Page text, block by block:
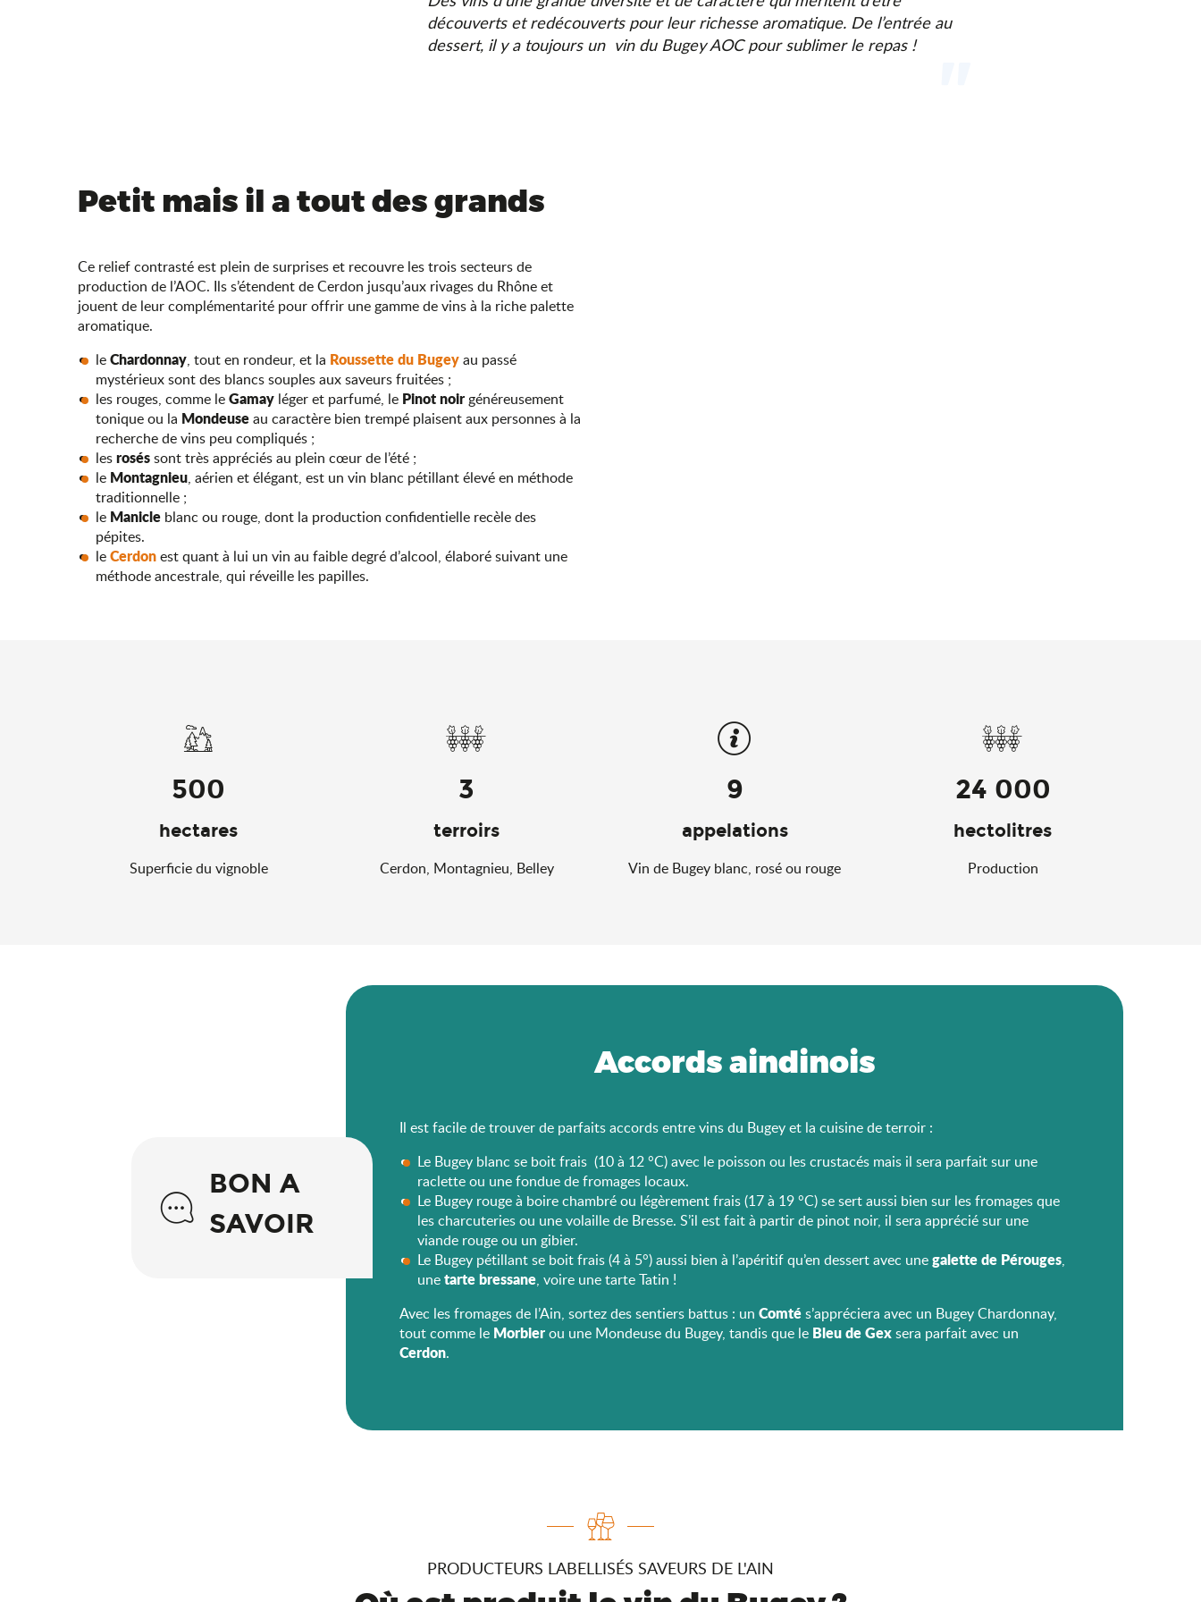
découverts et redécouverts pour leur richesse aromatique. De l’entrée au
dessert, il y a toujours un vin du Bugey AOC pour sublimer le repas !
Petit mais il a tout des grands
Ce relief contrasté est plein de surprises et recouvre les trois secteurs de
production de l’AOC. Ils s’étendent de Cerdon jusqu’aux rivages du Rhône et
jouent de leur complémentarité pour offrir une gamme de vins à la riche palette
aromatique.
leChardonnay, tout en rondeur, et la Roussette du Bugeyau passé
mystérieux sont des blancs souples aux saveurs fruitées ;
les rouges, comme leGamay léger et parfumé, le Pinot noir généreusement
tonique ou la Mondeuseau caractère bien trempé plaisent aux personnes à la
recherche de vins peu compliqués ;
lesroséssont très appréciés au plein cœur de l’été ;
le Montagnieu, aérien et élégant, est un vin blanc pétillant élevé en méthode
traditionnelle ;
le Manicle blanc ou rouge, dont la production confidentielle recèle des
pépites.
leCerdonest quant à lui un vin au faible degré d’alcool, élaboré suivant une
méthode ancestrale, qui réveille les papilles.
500
hectares
Superficie du vignoble
3
terroirs
Cerdon, Montagnieu, Belley
9
appelations
Vin de Bugey blanc, rosé ou rouge
24 000
hectolitres
Production
BON A
SAVOIR
Accords aindinois
Il est facile de trouver de parfaits accords entre vins du Bugey et la cuisine de terroir :
Le Bugey blanc se boit frais (10 à 12 °C) avec le poisson ou les crustacés mais il sera parfait sur une
raclette ou une fondue de fromages locaux.
Le Bugey rouge à boire chambré ou légèrement frais (17 à 19 °C) se sert aussi bien sur les fromages que
les charcuteries ou une volaille de Bresse. S’il est fait à partir de pinot noir, il sera apprécié sur une
viande rouge ou un gibier.
Le Bugey pétillant se boit frais (4 à 5°) aussi bien à l’apéritif qu’en dessert avec unegalette de Pérouges,
unetarte bressane, voire une tarte Tatin !
Avec les fromages de l’Ain, sortez des sentiers battus : un Comtés’appréciera avec un Bugey Chardonnay,
tout comme le Morbierou une Mondeuse du Bugey, tandis que le Bleu de Gexsera parfait avec un
Cerdon.
PRODUCTEURS LABELLISÉS SAVEURS DE L'AIN